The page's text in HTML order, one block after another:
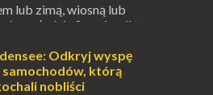
lub zimą, wiosną lub
południe Szwajcarii to
zimowa podróż do
Odkryj wyspę
samochodów, którą
nobliści